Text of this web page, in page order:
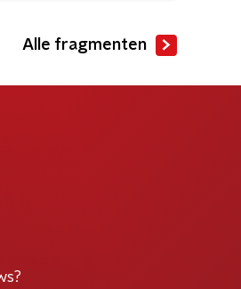
Alle fragmenten